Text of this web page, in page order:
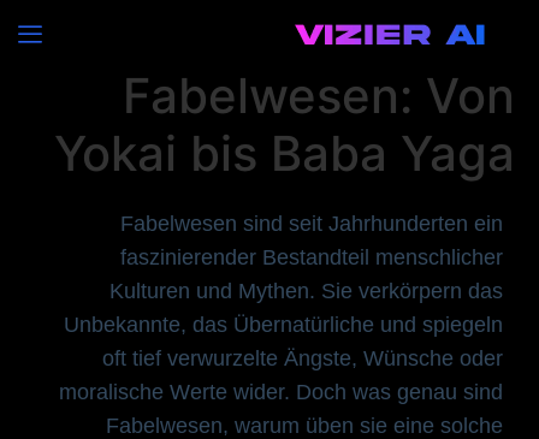
Die Faszination von
Fabelwesen: Von
Yokai bis Baba Yaga
Fabelwesen sind seit Jahrhunderten ein
faszinierender Bestandteil menschlicher
Kulturen und Mythen. Sie verkörpern das
Unbekannte, das Übernatürliche und spiegeln
oft tief verwurzelte Ängste, Wünsche oder
moralische Werte wider. Doch was genau sind
Fabelwesen, warum üben sie eine solche